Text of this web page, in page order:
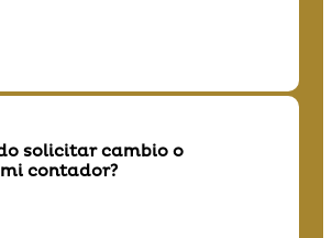
solicitar cambio o
contador?